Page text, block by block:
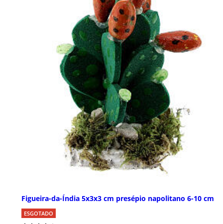
Figueira-da-Índia 5x3x3 cm presépio napolitano 6-10 cm
ESGOTADO